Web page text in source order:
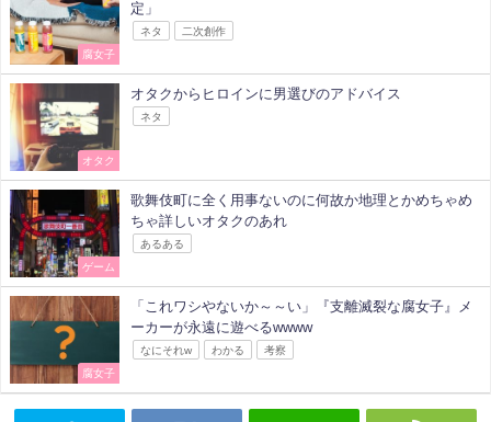
腐女子
定」
ネタ 二次創作
オタク
オタクからヒロインに男選びのアドバイス
ネタ
ゲーム
歌舞伎町に全く用事ないのに何故か地理とかめちゃめ
ちゃ詳しいオタクのあれ
あるある
腐女子
「これワシやないか～～い」『支離滅裂な腐女子』メ
ーカーが永遠に遊べるwwww
なにそれw わかる 考察